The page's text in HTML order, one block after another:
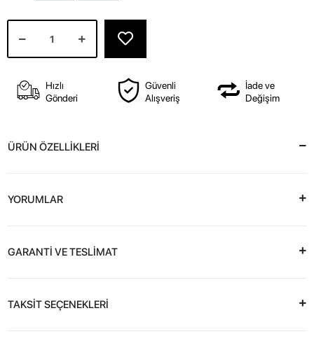
Hızlı
Gönderi
Güvenli
Alışveriş
İade ve
Değişim
ÜRÜN ÖZELLİKLERİ
YORUMLAR
GARANTİ VE TESLİMAT
TAKSİT SEÇENEKLERİ